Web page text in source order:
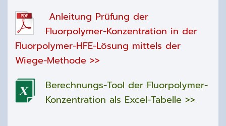
Anleitung Prüfung der
Fluorpolymer-Konzentration in der
Fluorpolymer-HFE-Lösung mittels der
Wiege-Methode >>
Berechnungs-Tool der Fluorpolymer-
Konzentration als Excel-Tabelle >>